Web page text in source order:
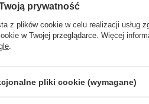
prywatność
z plików cookie w celu realizacji usług
w Twojej przeglądarce. Więcej
pliki cookie (wymagane)